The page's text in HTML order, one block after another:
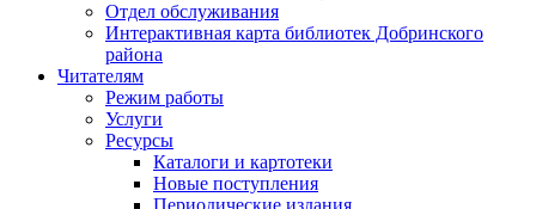
Отдел обслуживания
Интерактивная карта библиотек Добринского
района
Читателям
Режим работы
Услуги
Ресурсы
Каталоги и картотеки
Новые поступления
Периодические издания